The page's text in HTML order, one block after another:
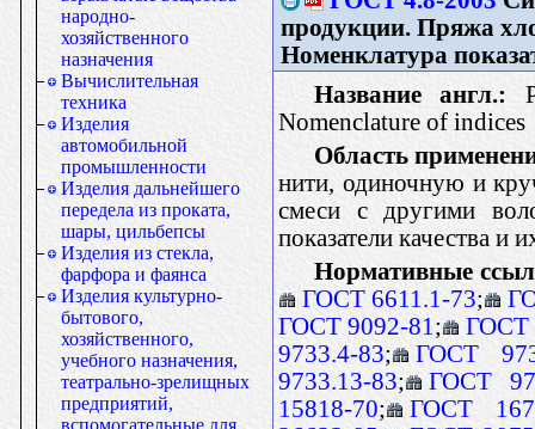
народно-
хозяйственного
назначения
Вычислительная
техника
Изделия
автомобильной
промышленности
Изделия дальнейшего
передела из проката,
шары, цильбепсы
Изделия из стекла,
фарфора и фаянса
Изделия культурно-
бытового,
хозяйственного,
учебного назначения,
театрально-зрелищных
предприятий,
вспомогательные для
продукции. Пряжа
Номенклатура
Название англ.:
Nomenclature of indices
Область
нити, одиночную и
смеси с другими
показатели качества и
Нормативные
ГОСТ 6611.1-73;
ГОСТ 9092-81 ;
ГОСТ
9733.4-83;
ГОСТ
9733.13-83;
ГОСТ
15818-70;
ГОСТ